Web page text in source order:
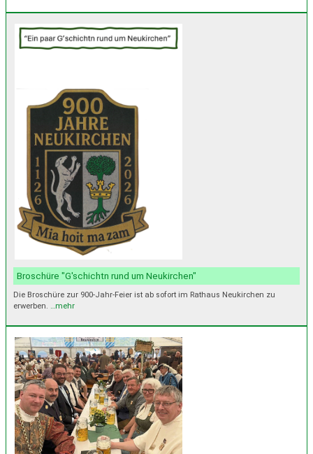
Broschüre "G'schichtn rund um Neukirchen"
Die Broschüre zur 900-Jahr-Feier ist ab sofort im Rathaus Neukirchen zu
erwerben. …mehr